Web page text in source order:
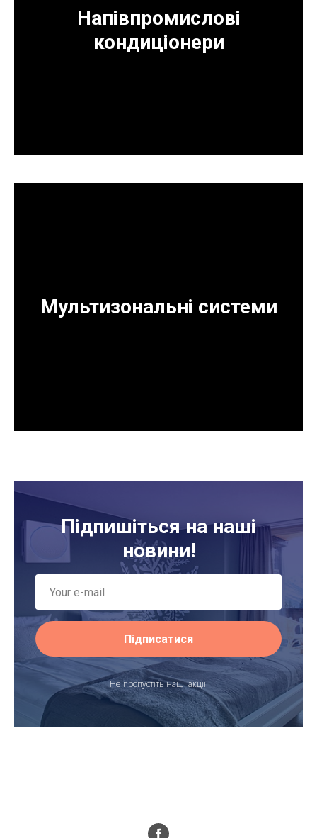
Напівпромислові
кондиціонери
Мультизональні системи
Підпишіться на наші
новини!
Підписатися
Не пропустіть наші акції!